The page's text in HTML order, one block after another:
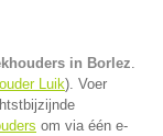
in Borlez.
Luik). Voer
om via één e-